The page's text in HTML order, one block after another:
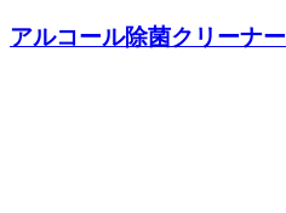
アルコール除菌クリーナー